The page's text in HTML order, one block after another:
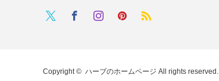
Twitter FacebookInstagramPinterest
RSS
Copyright © ハーブのホームページ All rights reserved.